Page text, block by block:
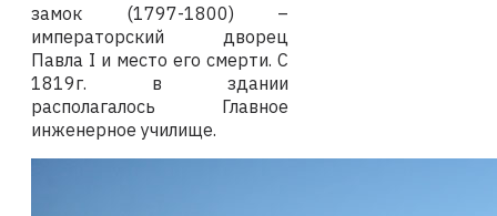
замок (1797-1800) –
императорский дворец
Павла I и место его смерти. С
1819г. в здании
располагалось Главное
инженерное училище.